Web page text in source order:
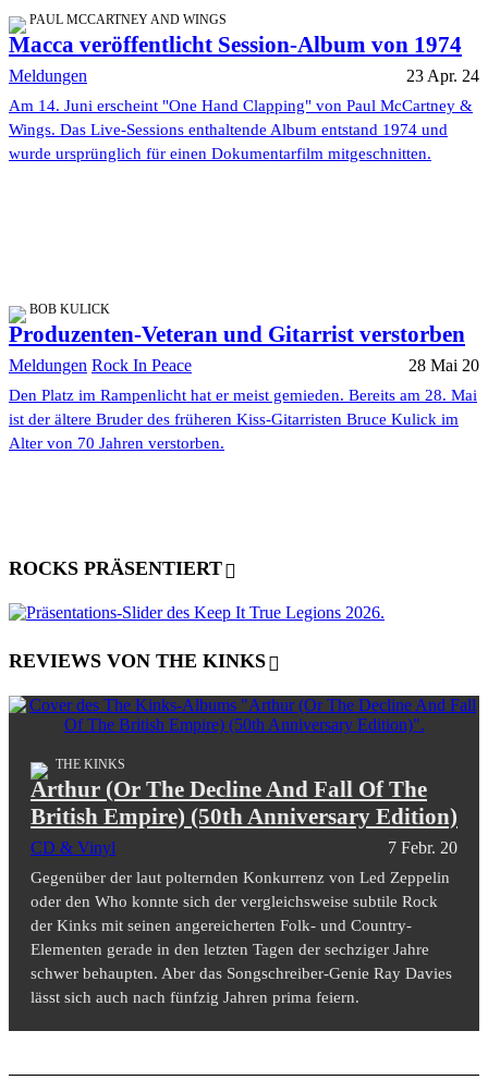
PAUL MCCARTNEY AND WINGS
Macca veröffentlicht Session-Album von 1974
Meldungen 23 Apr. 24
Am 14. Juni erscheint "One Hand Clapping" von Paul McCartney &
Wings. Das Live-Sessions enthaltende Album entstand 1974 und
wurde ursprünglich für einen Dokumentarfilm mitgeschnitten.
BOB KULICK
Produzenten-Veteran und Gitarrist verstorben
Meldungen Rock In Peace 28 Mai 20
Den Platz im Rampenlicht hat er meist gemieden. Bereits am 28. Mai
ist der ältere Bruder des früheren Kiss-Gitarristen Bruce Kulick im
Alter von 70 Jahren verstorben.
ROCKS PRÄSENTIERT
REVIEWS VON THE KINKS
THE KINKS
Arthur (Or The Decline And Fall Of The
British Empire) (50th Anniversary Edition)
CD & Vinyl 7 Febr. 20
Gegenüber der laut polternden Konkurrenz von Led Zeppelin
oder den Who konnte sich der vergleichsweise subtile Rock
der Kinks mit seinen angereicherten Folk- und Country-
Elementen gerade in den letzten Tagen der sechziger Jahre
schwer behaupten. Aber das Songschreiber-Genie Ray Davies
lässt sich auch nach fünfzig Jahren prima feiern.